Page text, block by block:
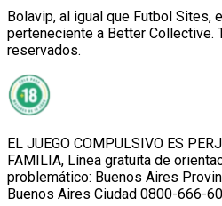
Bolavip, al igual que Futbol Sites,
perteneciente a Better Collective.
reservados.
EL JUEGO COMPULSIVO ES
FAMILIA, Línea gratuita de
problemático: Buenos Aires
Buenos Aires Ciudad 0800-666-